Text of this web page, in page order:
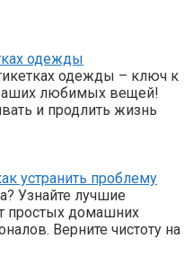
одежды
одежды – ключ к
любимых вещей!
и продлить жизнь
устранить проблему
Узнайте лучшие
простых домашних
Верните чистоту на